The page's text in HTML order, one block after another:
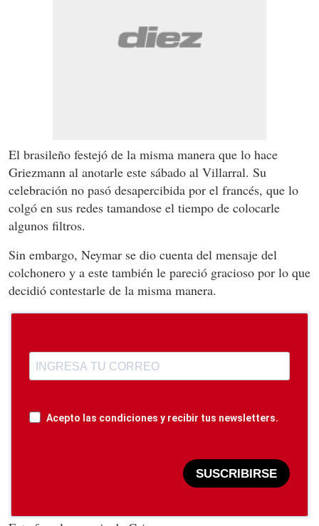
El brasileño festejó de la misma manera que lo hace
Griezmann al anotarle este sábado al Villarral. Su
celebración no pasó desapercibida por el francés, que lo
colgó en sus redes tamandose el tiempo de colocarle
algunos filtros.
Sin embargo, Neymar se dio cuenta del mensaje del
colchonero y a este también le pareció gracioso por lo que
decidió contestarle de la misma manera.
Acepto las condiciones y recibir tus newsletters.
SUSCRIBIRSE